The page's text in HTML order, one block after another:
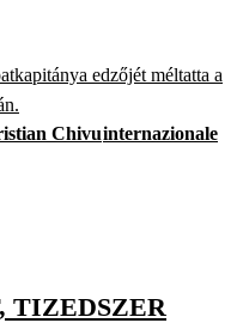
edzőjét méltatta a
Chivuinternazionale
TIZEDSZER